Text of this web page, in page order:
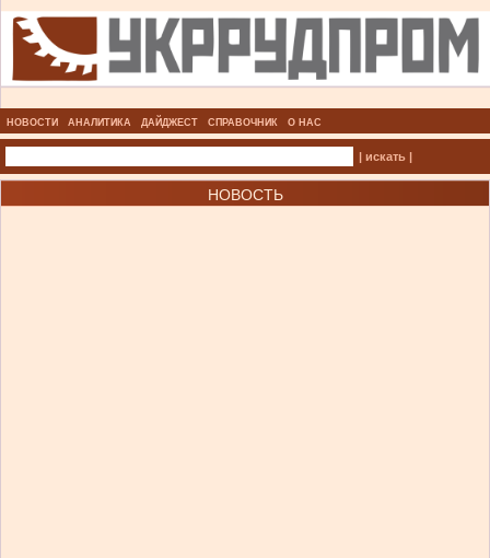
НОВОСТИ АНАЛИТИКА ДАЙДЖЕСТ СПРАВОЧНИК О НАС
| искать |
НОВОСТЬ